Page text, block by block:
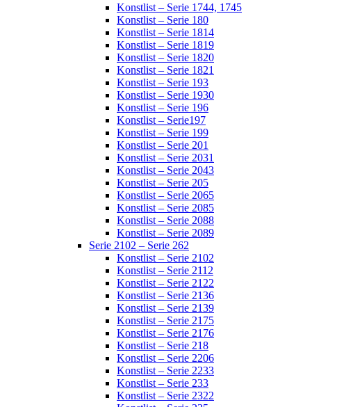
Konstlist – Serie 1744, 1745
Konstlist – Serie 180
Konstlist – Serie 1814
Konstlist – Serie 1819
Konstlist – Serie 1820
Konstlist – Serie 1821
Konstlist – Serie 193
Konstlist – Serie 1930
Konstlist – Serie 196
Konstlist – Serie197
Konstlist – Serie 199
Konstlist – Serie 201
Konstlist – Serie 2031
Konstlist – Serie 2043
Konstlist – Serie 205
Konstlist – Serie 2065
Konstlist – Serie 2085
Konstlist – Serie 2088
Konstlist – Serie 2089
Serie 2102 – Serie 262
Konstlist – Serie 2102
Konstlist – Serie 2112
Konstlist – Serie 2122
Konstlist – Serie 2136
Konstlist – Serie 2139
Konstlist – Serie 2175
Konstlist – Serie 2176
Konstlist – Serie 218
Konstlist – Serie 2206
Konstlist – Serie 2233
Konstlist – Serie 233
Konstlist – Serie 2322